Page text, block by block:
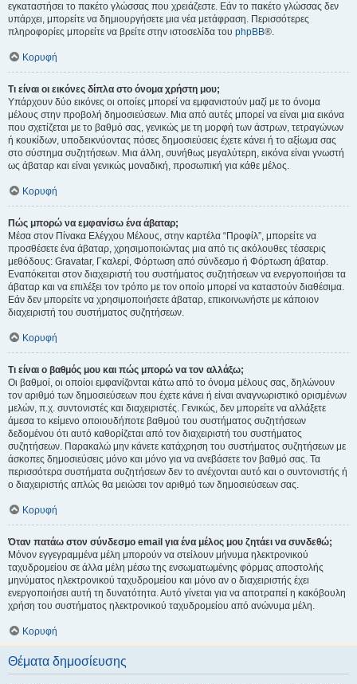
εγκαταστήσει το πακέτο γλώσσας που χρειάζεστε. Εάν το πακέτο γλώσσας δεν
υπάρχει, μπορείτε να δημιουργήσετε μια νέα μετάφραση. Περισσότερες
πληροφορίες μπορείτε να βρείτε στην ιστοσελίδα του phpBB®.
Κορυφή
Τι είναι οι εικόνες δίπλα στο όνομα χρήστη μου;
Υπάρχουν δύο εικόνες οι οποίες μπορεί να εμφανιστούν μαζί με το όνομα
μέλους στην προβολή δημοσιεύσεων. Μια από αυτές μπορεί να είναι μια εικόνα
που σχετίζεται με το βαθμό σας, γενικώς με τη μορφή των άστρων, τετραγώνων
ή κουκίδων, υποδεικνύοντας πόσες δημοσιεύσεις έχετε κάνει ή το αξίωμα σας
στο σύστημα συζητήσεων. Μια άλλη, συνήθως μεγαλύτερη, εικόνα είναι γνωστή
ως άβαταρ και είναι γενικώς μοναδική, προσωπική για κάθε μέλος.
Κορυφή
Πώς μπορώ να εμφανίσω ένα άβαταρ;
Μέσα στον Πίνακα Ελέγχου Μέλους, στην καρτέλα “Προφίλ”, μπορείτε να
προσθέσετε ένα άβαταρ, χρησιμοποιώντας μια από τις ακόλουθες τέσσερις
μεθόδους: Gravatar, Γκαλερί, Φόρτωση από σύνδεσμο ή Φόρτωση άβαταρ.
Εναπόκειται στον διαχειριστή του συστήματος συζητήσεων να ενεργοποιήσει τα
άβαταρ και να επιλέξει τον τρόπο με τον οποίο μπορεί να καταστούν διαθέσιμα.
Εάν δεν μπορείτε να χρησιμοποιήσετε άβαταρ, επικοινωνήστε με κάποιον
διαχειριστή του συστήματος συζητήσεων.
Κορυφή
Τι είναι ο βαθμός μου και πώς μπορώ να τον αλλάξω;
Οι βαθμοί, οι οποίοι εμφανίζονται κάτω από το όνομα μέλους σας, δηλώνουν
τον αριθμό των δημοσιεύσεων που έχετε κάνει ή είναι αναγνωριστικό ορισμένων
μελών, π.χ. συντονιστές και διαχειριστές. Γενικώς, δεν μπορείτε να αλλάξετε
άμεσα το κείμενο οποιουδήποτε βαθμού του συστήματος συζητήσεων
δεδομένου ότι αυτό καθορίζεται από τον διαχειριστή του συστήματος
συζητήσεων. Παρακαλώ μην κάνετε κατάχρηση του συστήματος συζητήσεων με
άσκοπες δημοσιεύσεις μόνο και μόνο για να ανεβάσετε τον βαθμό σας. Τα
περισσότερα συστήματα συζητήσεων δεν το ανέχονται αυτό και ο συντονιστής ή
ο διαχειριστής απλώς θα μειώσει τον αριθμό των δημοσιεύσεων σας.
Κορυφή
Όταν πατάω στον σύνδεσμο email για ένα μέλος μου ζητάει να συνδεθώ;
Μόνον εγγεγραμμένα μέλη μπορούν να στείλουν μήνυμα ηλεκτρονικού
ταχυδρομείου σε άλλα μέλη μέσω της ενσωματωμένης φόρμας αποστολής
μηνύματος ηλεκτρονικού ταχυδρομείου και μόνο αν ο διαχειριστής έχει
ενεργοποιήσει αυτή τη δυνατότητα. Αυτό γίνεται για να αποτραπεί η κακόβουλη
χρήση του συστήματος ηλεκτρονικού ταχυδρομείου από ανώνυμα μέλη.
Κορυφή
Θέματα δημοσίευσης